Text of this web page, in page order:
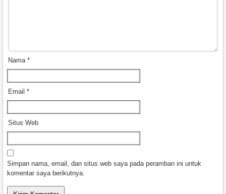
Nama *
Email *
Situs Web
Simpan nama, email, dan situs web saya pada peramban ini untuk
komentar saya berikutnya.